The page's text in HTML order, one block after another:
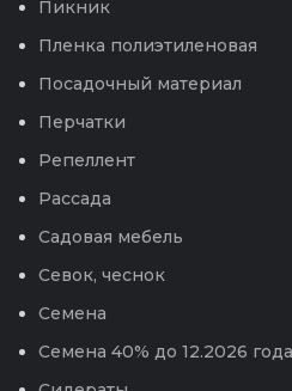
Пикник
Пленка полиэтиленовая
Посадочный материал
Перчатки
Репеллент
Рассада
Садовая мебель
Севок, чеснок
Семена
Семена 40% до 12.2026 года